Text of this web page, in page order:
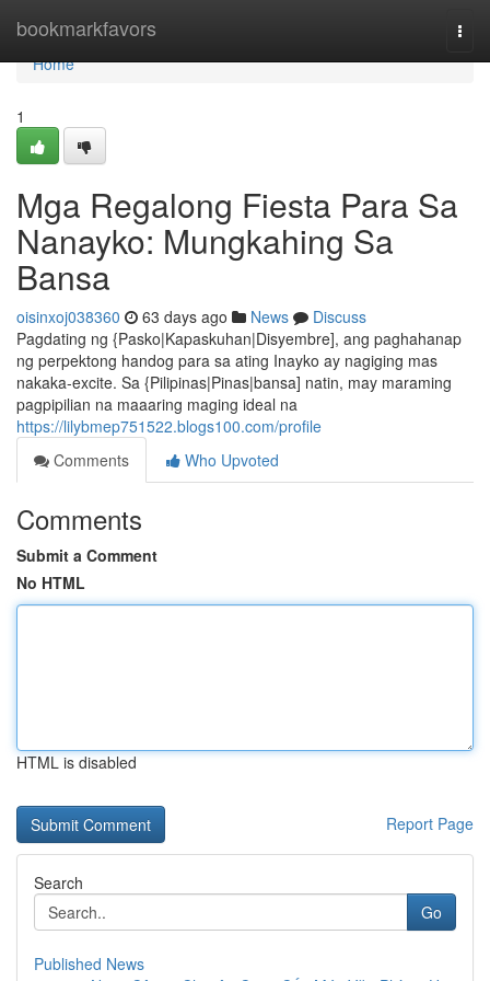
bookmarkfavors
Home
Home
1
Mga Regalong Fiesta Para Sa
Nanayko: Mungkahing Sa
Bansa
oisinxoj038360 63 days ago News
Discuss
Pagdating ng {Pasko|Kapaskuhan|Disyembre], ang paghahanap
ng perpektong handog para sa ating Inayko ay nagiging mas
nakaka-excite. Sa {Pilipinas|Pinas|bansa] natin, may maraming
pagpipilian na maaaring maging ideal na
https://lilybmep751522.blogs100.com/profile
Comments
Who Upvoted
Comments
Submit a Comment
No HTML
HTML is disabled
Report Page
Search
Go
Published News